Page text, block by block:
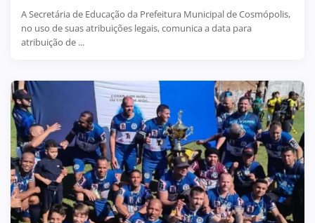
A Secretária de Educação da Prefeitura Municipal de Cosmópolis,
no uso de suas atribuições legais, comunica a data para
atribuição de ...